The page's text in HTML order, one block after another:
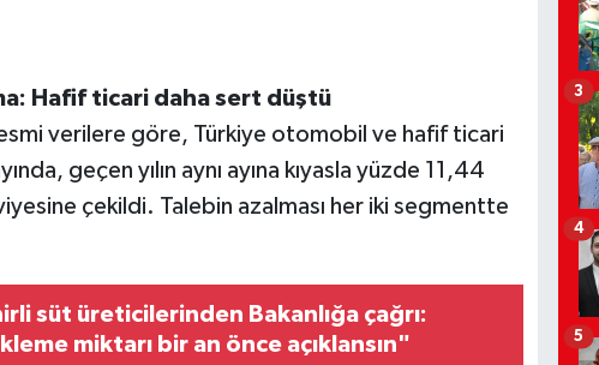
Hafif ticari daha sert düştü
verilere göre, Türkiye otomobil ve hafif ticari
geçen yılın aynı ayına kıyasla yüzde 11,44
çekildi. Talebin azalması her iki segmentte
süt üreticilerinden Bakanlığa çağrı:
miktarı bir an önce açıklansın"
3
4
5